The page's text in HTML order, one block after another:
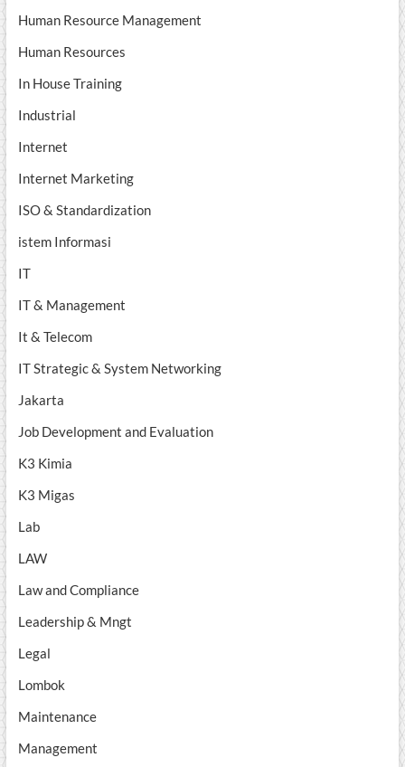
Human Resource Management
Human Resources
In House Training
Industrial
Internet
Internet Marketing
ISO & Standardization
istem Informasi
IT
IT & Management
It & Telecom
IT Strategic & System Networking
Jakarta
Job Development and Evaluation
K3 Kimia
K3 Migas
Lab
LAW
Law and Compliance
Leadership & Mngt
Legal
Lombok
Maintenance
Management